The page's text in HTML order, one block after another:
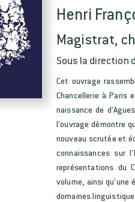
Henri
Magistrat,
Sous la direction
Cet ouvrage
Chancellerie à Paris
naissance de
l’ouvrage démontre
nouveau scrutée et
connaissances sur
représentations du
volume, ainsi
domaines